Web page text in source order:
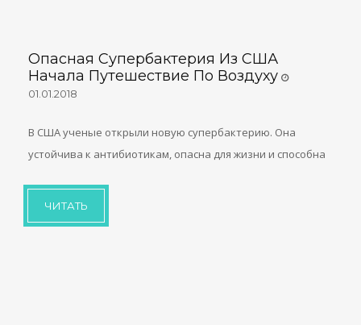
Опасная Супербактерия Из США
Начала Путешествие По Воздуху
01.01.2018
В США ученые открыли новую супербактерию. Она
устойчива к антибиотикам, опасна для жизни и способна
ЧИТАТЬ